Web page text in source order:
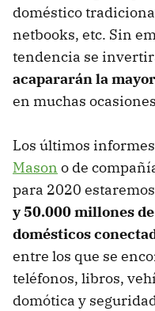
doméstico
netbooks, etc. Sin
tendencia se
acapararán la
en muchas
Los últimos
Mason o de
para 2020
y 50.000 millones
domésticos
entre los que se
teléfonos, libros,
domótica y